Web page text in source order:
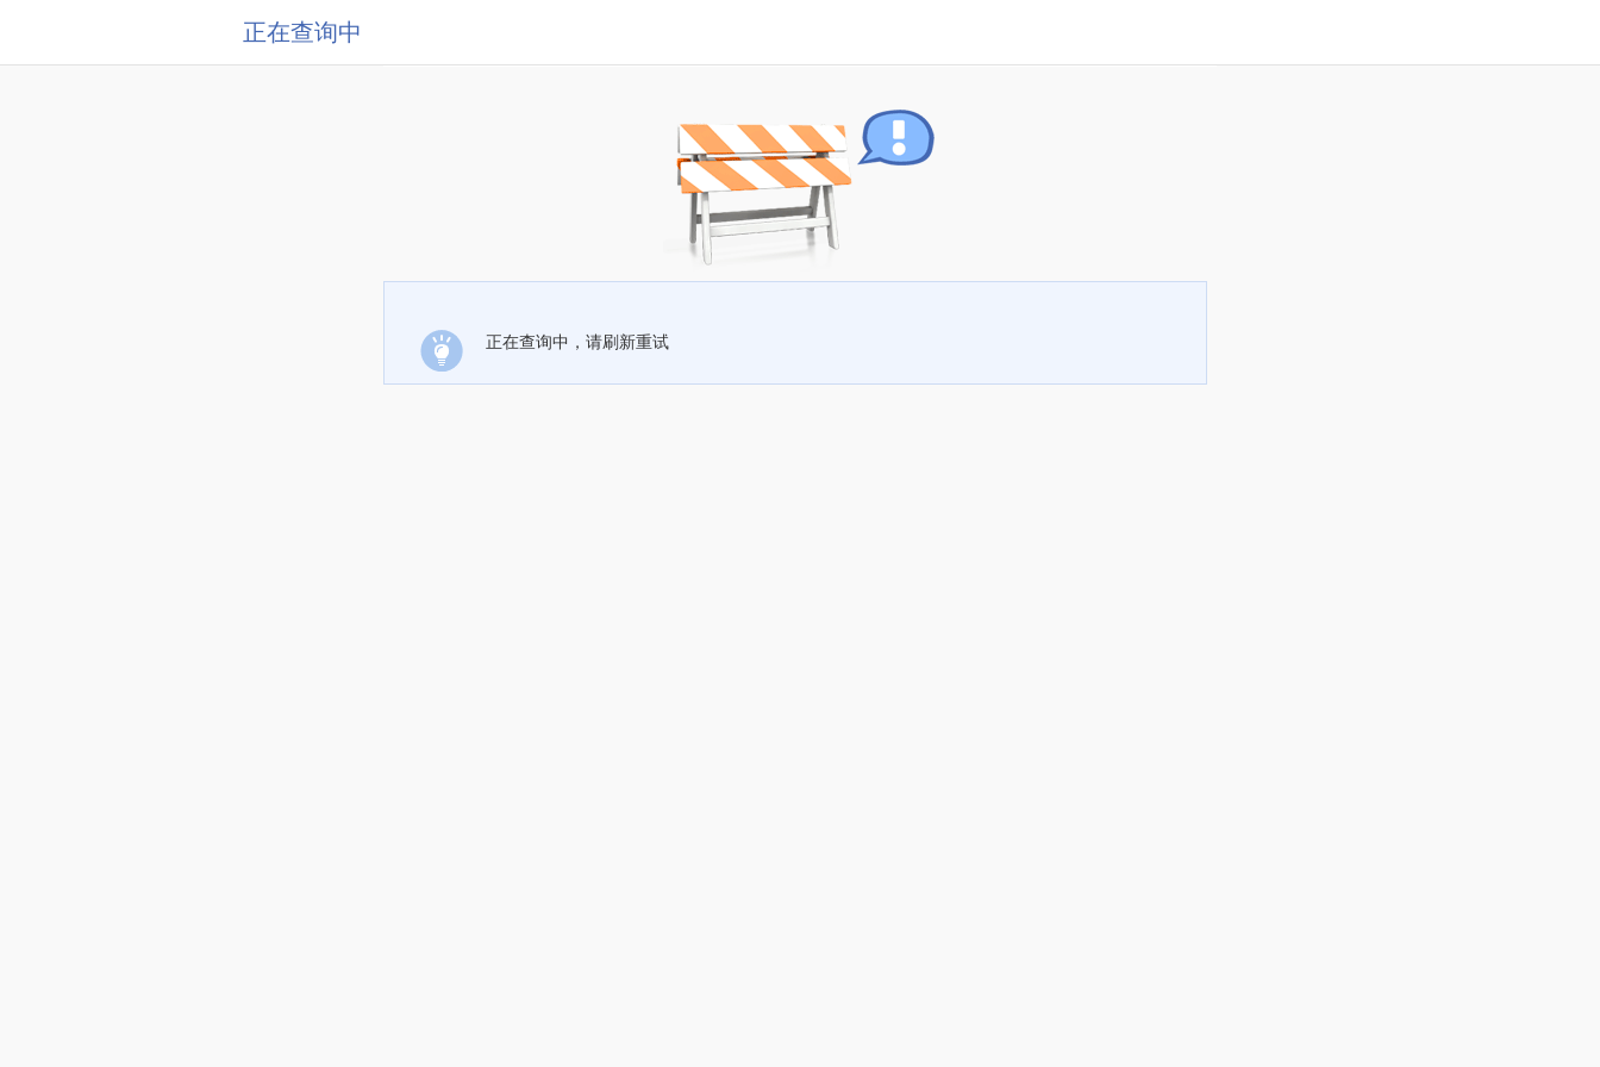
正在查询中
正在查询中，请刷新重试